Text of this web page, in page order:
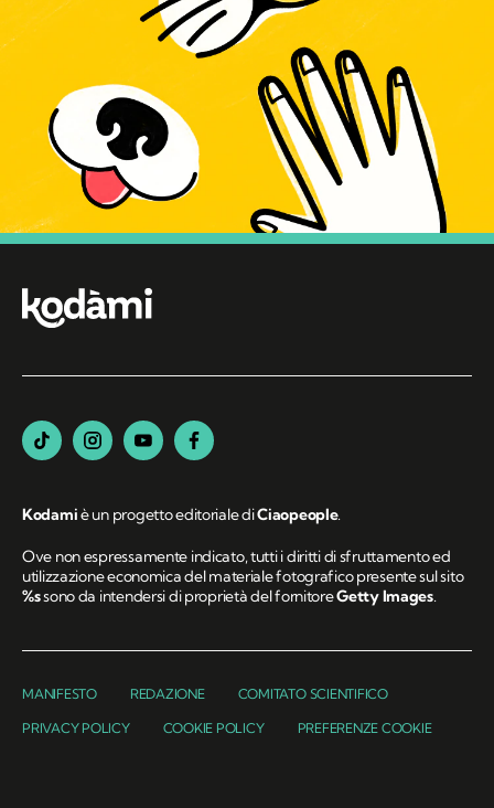
Kodamiè un progetto editoriale diCiaopeople.
Ove non espressamente indicato, tutti i diritti di sfruttamento ed
utilizzazione economica del materiale fotografico presente sul sito
%ssono da intendersi di proprietà del fornitoreGetty Images.
MANIFESTO REDAZIONE COMITATO SCIENTIFICO
PRIVACY POLICY COOKIE POLICY PREFERENZE COOKIE